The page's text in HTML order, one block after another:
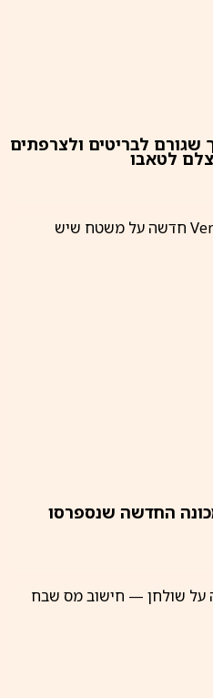
שגורם לבריטים ולצרפתים
לטאבו
החדשה שנספרסו